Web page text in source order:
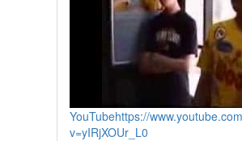
YouTubehttps://
v=yIRjXOUr_L0